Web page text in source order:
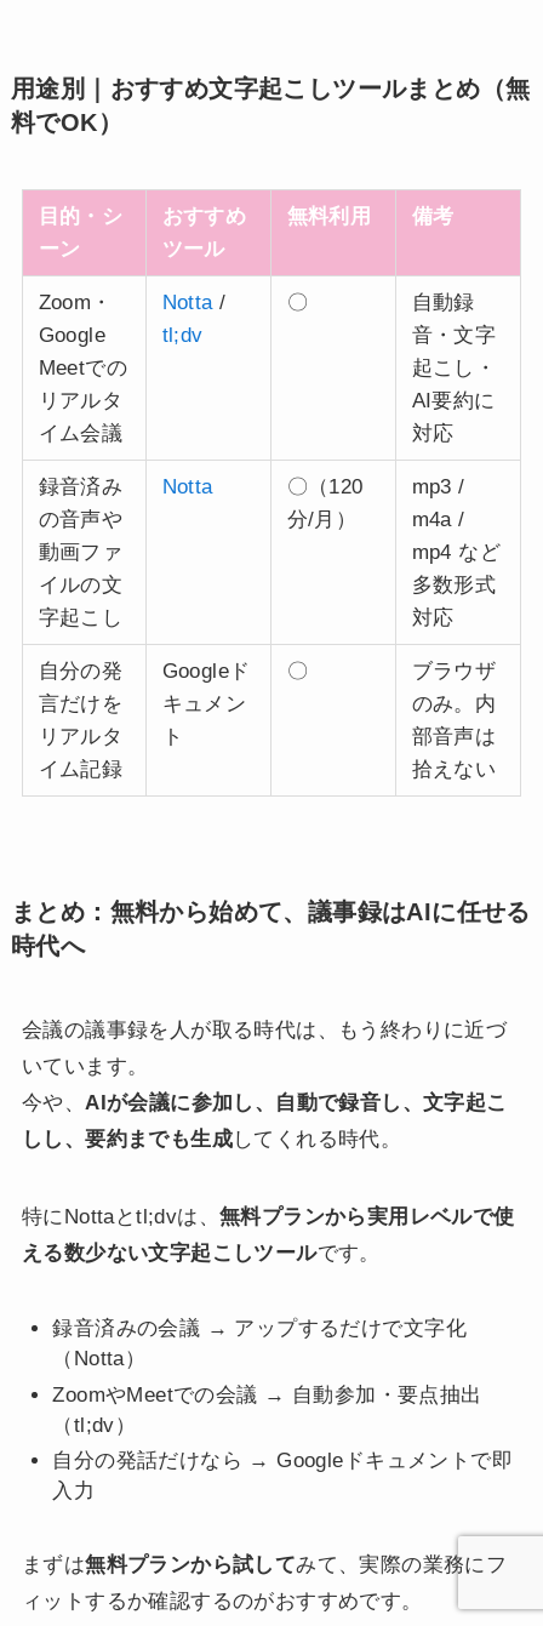
用途別｜おすすめ文字起こしツールまとめ（無
料でOK）
目的・シ
ーン
おすすめ
ツール
無料利用 備考
Zoom・
Google
Meetでの
リアルタ
イム会議
Notta /
tl;dv
〇
自動録
音・文字
起こし・
AI要約に
対応
録音済み
の音声や
動画ファ
イルの文
字起こし
Notta
〇（120
分/月）
mp3 /
m4a /
mp4 など
多数形式
対応
自分の発
言だけを
リアルタ
イム記録
Googleド
キュメン
ト
〇
ブラウザ
のみ。内
部音声は
拾えない
まとめ：無料から始めて、議事録はAIに任せる
時代へ
会議の議事録を人が取る時代は、もう終わりに近づ
いています。
今や、AIが会議に参加し、自動で録音し、文字起こ
しし、要約までも生成してくれる時代。
特にNottaとtl;dvは、 無料プランから実用レベルで使
える数少ない文字起こしツールです。
録音済みの会議 → アップするだけで文字化
（Notta）
ZoomやMeetでの会議 → 自動参加・要点抽出
（tl;dv）
自分の発話だけなら → Googleドキュメントで即
入力
まずは無料プランから試してみて、実際の業務にフ
ィットするか確認するのがおすすめです。